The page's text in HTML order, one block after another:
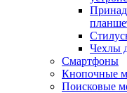
Чехлы
Смартфоны
Кнопочные
Поисковые